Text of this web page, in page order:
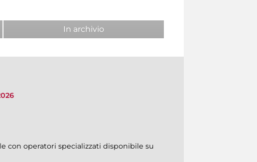
In archivio
con operatori specializzati disponibile su